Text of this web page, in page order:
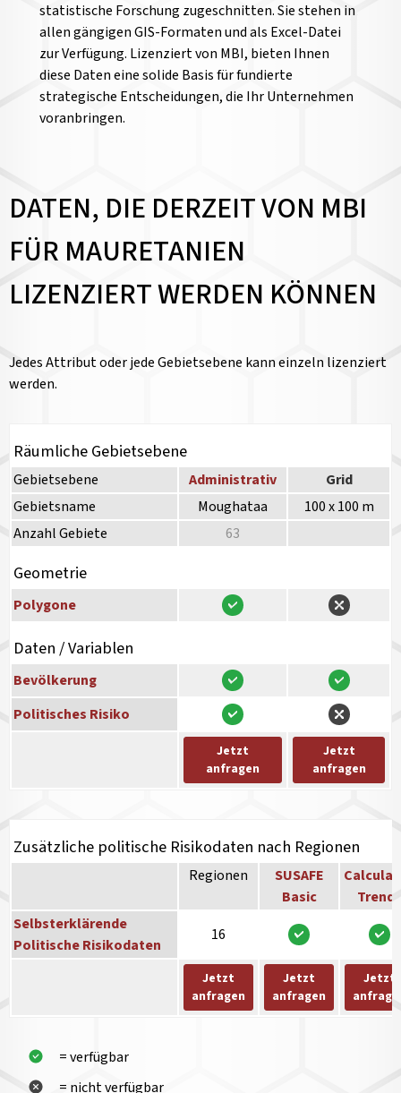
statistische Forschung zugeschnitten. Sie stehen in
allen gängigen GIS-Formaten und als Excel-Datei
zur Verfügung. Lizenziert von MBI, bieten Ihnen
diese Daten eine solide Basis für fundierte
strategische Entscheidungen, die Ihr Unternehmen
voranbringen.
DATEN, DIE DERZEIT VON MBI
FÜR MAURETANIEN
LIZENZIERT WERDEN KÖNNEN
Jedes Attribut oder jede Gebietsebene kann einzeln lizenziert
werden.
Räumliche Gebietsebene
Gebietsebene Administrativ
Grid
Gebietsname
Moughataa
100 x 100 m
Anzahl Gebiete
63
Geometrie
Polygone
Daten / Variablen
Bevölkerung
Politisches Risiko
Jetzt
anfragen
Jetzt
anfragen
Zusätzliche politische Risikodaten nach Regionen
Regionen
SUSAFE
Basic
Trends
Selbsterklärende
Politische Risikodaten
16
Jetzt
anfragen
Jetzt
anfragen
Jetzt
= verfügbar
= nicht verfügbar